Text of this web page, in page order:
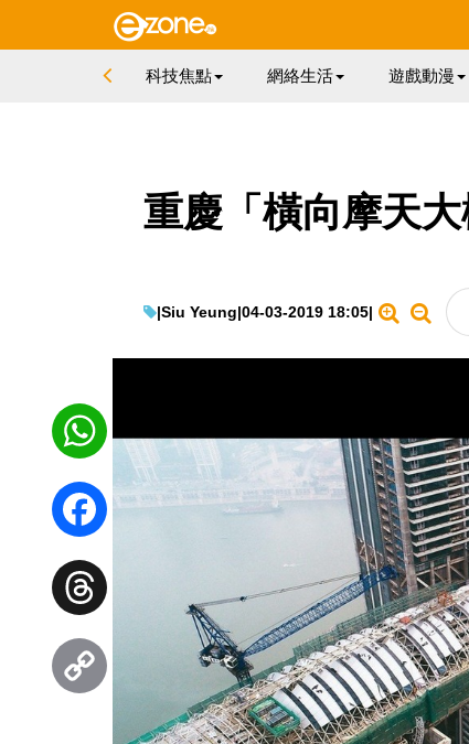
科技焦點 網絡生活 遊戲動漫
重慶「橫向摩天
|Siu Yeung|04-03-2019 18:05|
WhatsApp
Facebook
Threads